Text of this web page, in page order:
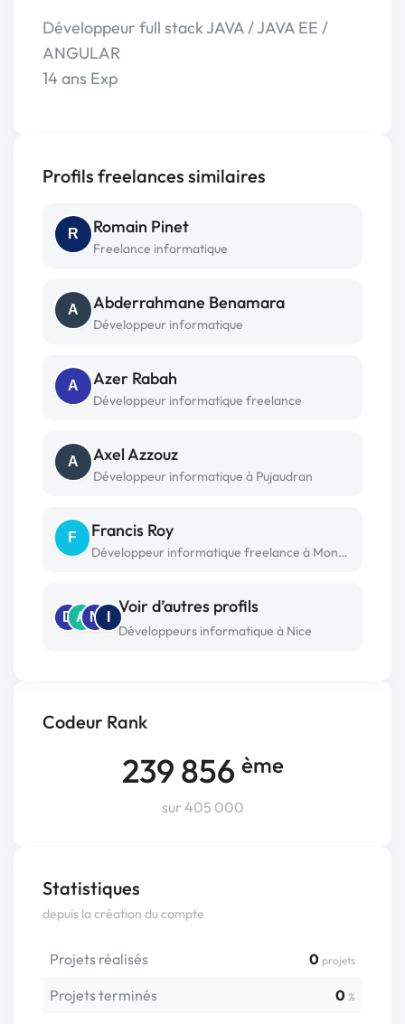
Codeur Rank
239 856 ème
sur 405 000
Statistiques
depuis la création du compte
Projets réalisés 0 projets
Projets terminés 0 %
Développeur full stack JAVA / JAVA EE /
ANGULAR
14 ans Exp
Profils freelances similaires
R Romain Pinet
Freelance informatique
A Abderrahmane Benamara
Développeur informatique
A Azer Rabah
Développeur informatique freelance
A Axel Azzouz
Développeur informatique à Pujaudran
F Francis Roy
Développeur informatique freelance à Montreal
D A N
Voir d’autres profils
Développeurs informatique à Nice